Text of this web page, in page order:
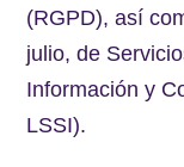
(RGPD), así
julio, de
Información y
LSSI).